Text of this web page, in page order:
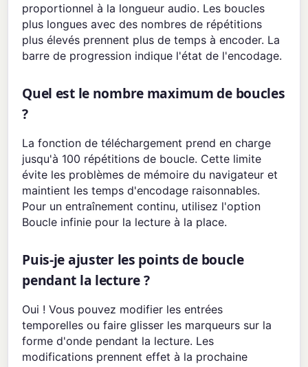
proportionnel à la longueur audio. Les boucles
plus longues avec des nombres de répétitions
plus élevés prennent plus de temps à encoder. La
barre de progression indique l'état de l'encodage.
Quel est le nombre maximum de boucles
?
La fonction de téléchargement prend en charge
jusqu'à 100 répétitions de boucle. Cette limite
évite les problèmes de mémoire du navigateur et
maintient les temps d'encodage raisonnables.
Pour un entraînement continu, utilisez l'option
Boucle infinie pour la lecture à la place.
Puis-je ajuster les points de boucle
pendant la lecture ?
Oui ! Vous pouvez modifier les entrées
temporelles ou faire glisser les marqueurs sur la
forme d'onde pendant la lecture. Les
modifications prennent effet à la prochaine